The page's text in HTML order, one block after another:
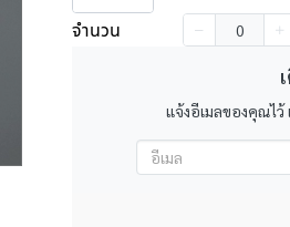
จำนวน
แจ้งอีเมลของคุณไ